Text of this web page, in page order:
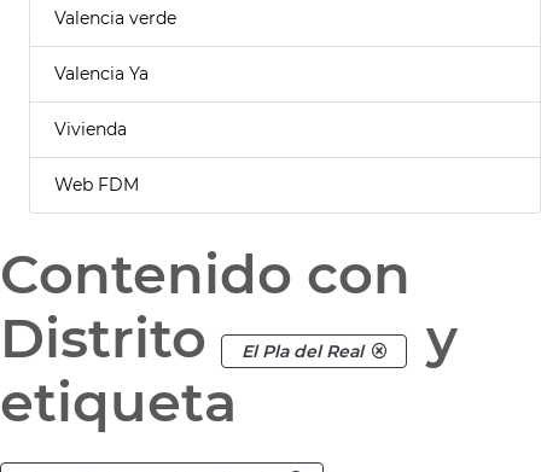
Valencia verde
Valencia Ya
Vivienda
Web FDM
Contenido con
Distrito
El Pla del Real
y
etiqueta